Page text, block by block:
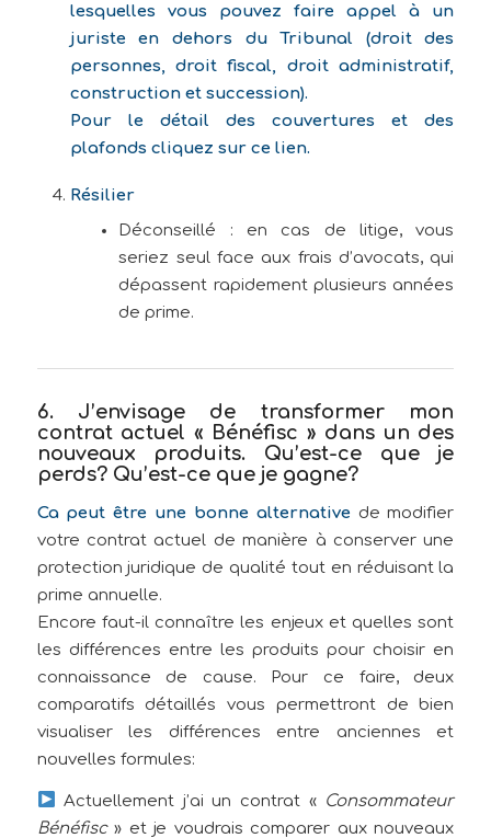
lesquelles vous pouvez faire appel à un
juriste en dehors du Tribunal (droit des
personnes, droit fiscal, droit administratif,
construction et succession).
Pour le détail des couvertures et des
plafonds cliquez sur ce lien.
Résilier
Déconseillé : en cas de litige, vous
seriez seul face aux frais d’avocats, qui
dépassent rapidement plusieurs années
de prime.
6. J’envisage de transformer mon
contrat actuel « Bénéfisc » dans un des
nouveaux produits. Qu’est-ce que je
perds? Qu’est-ce que je gagne?
Ca peut être une bonne alternative de modifier
votre contrat actuel de manière à conserver une
protection juridique de qualité tout en réduisant la
prime annuelle.
Encore faut-il connaître les enjeux et quelles sont
les différences entre les produits pour choisir en
connaissance de cause. Pour ce faire, deux
comparatifs détaillés vous permettront de bien
visualiser les différences entre anciennes et
nouvelles formules:
Actuellement j’ai un contrat « Consommateur
Bénéfisc» et je voudrais comparer aux nouveaux